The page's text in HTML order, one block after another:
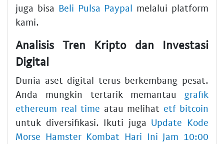
juga bisa Beli Pulsa Paypal melalui platform
kami.
Analisis Tren Kripto dan Investasi
Digital
Dunia aset digital terus berkembang pesat.
Anda mungkin tertarik memantau grafik
ethereum real time atau melihat etf bitcoin
untuk diversifikasi. Ikuti juga Update Kode
Morse Hamster Kombat Hari Ini Jam 10:00